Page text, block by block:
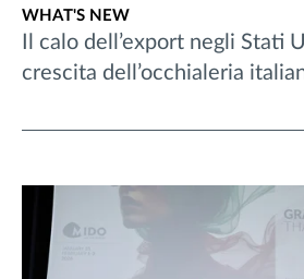
WHAT'S NEW
Il calo dell’export negli Stati
crescita dell’occhialeria